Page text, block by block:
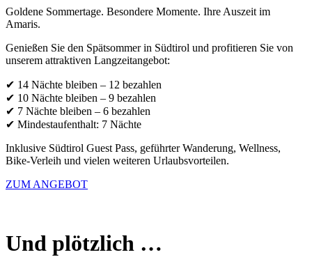
Goldene Sommertage. Besondere Momente. Ihre Auszeit im
Amaris.
Genießen Sie den Spätsommer in Südtirol und profitieren Sie von
unserem attraktiven Langzeitangebot:
✔ 14 Nächte bleiben – 12 bezahlen
✔ 10 Nächte bleiben – 9 bezahlen
✔ 7 Nächte bleiben – 6 bezahlen
✔ Mindestaufenthalt: 7 Nächte
Inklusive Südtirol Guest Pass, geführter Wanderung, Wellness,
Bike-Verleih und vielen weiteren Urlaubsvorteilen.
ZUM ANGEBOT
Und plötzlich …